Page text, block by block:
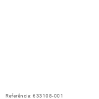
Referência:633108-001